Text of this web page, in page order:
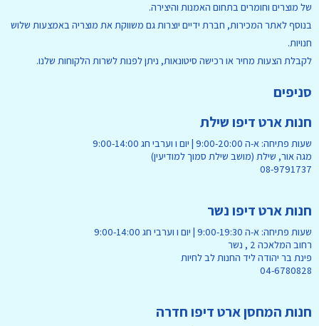
של מוצרים וחומרים בתחום האמנות והיצירה.
בנוסף לאתר המכירות, חברת ידיים יוצרות גם משווקת את מוצריה באמצעות שלוש
חנויות.
לקבלת הצעות מחיר או רכישה סיטונאות, ניתן לפנות לשרות הלקוחות שלנו.
סניפים
חנות ארט דיפו שילת
שעות פתיחה: א-ה 9:00-20:00 | יום ו וערבי חג 9:00-14:00
מגה אור, שילת (מושב שילת סמוך למודיעין)
08-9791737
חנות ארט דיפו נשר
שעות פתיחה: א-ה 9:00-19:30 | יום ו וערבי חג 9:00-14:00
רחוב המלאכה 2 , נשר
פינת בר יהודה ליד החנות לב לחיות
04-6780828
חנות המחסן ארט דיפו חדרה